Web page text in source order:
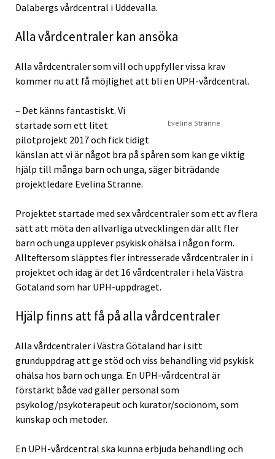
Dalabergs vårdcentral i Uddevalla.
Alla vårdcentraler kan ansöka
Alla vårdcentraler som vill och uppfyller vissa krav
kommer nu att få möjlighet att bli en UPH-vårdcentral.
Evelina Stranne
– Det känns fantastiskt. Vi
startade som ett litet
pilotprojekt 2017 och fick tidigt
känslan att vi är något bra på spåren som kan ge viktig
hjälp till många barn och unga, säger biträdande
projektledare Evelina Stranne.
Projektet startade med sex vårdcentraler som ett av flera
sätt att möta den allvarliga utvecklingen där allt fler
barn och unga upplever psykisk ohälsa i någon form.
Allteftersom släpptes fler intresserade vårdcentraler in i
projektet och idag är det 16 vårdcentraler i hela Västra
Götaland som har UPH-uppdraget.
Hjälp finns att få på alla vårdcentraler
Alla vårdcentraler i Västra Götaland har i sitt
grunduppdrag att ge stöd och viss behandling vid psykisk
ohälsa hos barn och unga. En UPH-vårdcentral är
förstärkt både vad gäller personal som
psykolog/psykoterapeut och kurator/socionom, som
kunskap och metoder.
En UPH-vårdcentral ska kunna erbjuda behandling och